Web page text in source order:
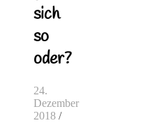
sich
so
oder?
24.
Dezember
2018 /